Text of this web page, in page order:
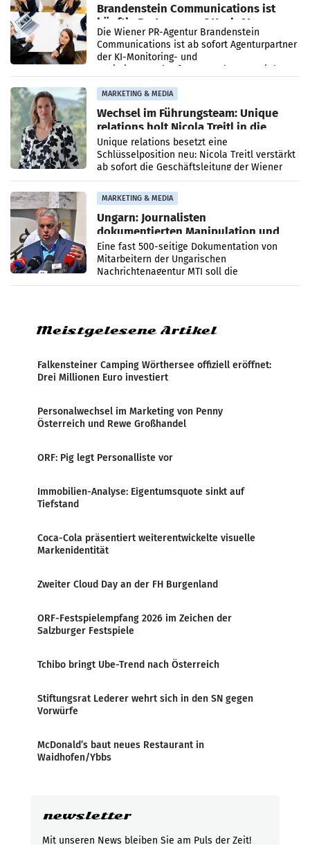
Brandenstein Communications ist
künftig Partner von OtterlyAI
Die Wiener PR-Agentur Brandenstein
Communications ist ab sofort Agenturpartner
der KI-Monitoring- und
Optimierungsplattform OtterlyAI. Damit baut
MARKETING & MEDIA
Wechsel im Führungsteam: Unique
relations holt Nicola Treitl in die
Geschäftsleitung
Unique relations besetzt eine
Schlüsselposition neu: Nicola Treitl verstärkt
ab sofort die Geschäftsleitung der Wiener
PR-Agentur an der Seite von Josef Kalina und
Anna Kalina-Mahr.
MARKETING & MEDIA
Ungarn: Journalisten
dokumentierten Manipulation und
Zensur
Eine fast 500-seitige Dokumentation von
Mitarbeitern der Ungarischen
Nachrichtenagentur MTI soll die
systematische Nachrichten-Manipulation und
Meistgelesene Artikel
Falkensteiner Camping Wörthersee offiziell eröffnet:
Drei Millionen Euro investiert
Personalwechsel im Marketing von Penny
Österreich und Rewe Großhandel
ORF: Pig legt Personalliste vor
Immobilien-Analyse: Eigentumsquote sinkt auf
Tiefstand
Coca-Cola präsentiert weiterentwickelte visuelle
Markenidentität
Zweiter Cloud Day an der FH Burgenland
ORF-Festspielempfang 2026 im Zeichen der
Salzburger Festspiele
Tchibo bringt Ube-Trend nach Österreich
Stiftungsrat Lederer wehrt sich in den SN gegen
Vorwürfe
McDonald’s baut neues Restaurant in
Waidhofen/Ybbs
newsletter
Mit unseren News bleiben Sie am Puls der Zeit!